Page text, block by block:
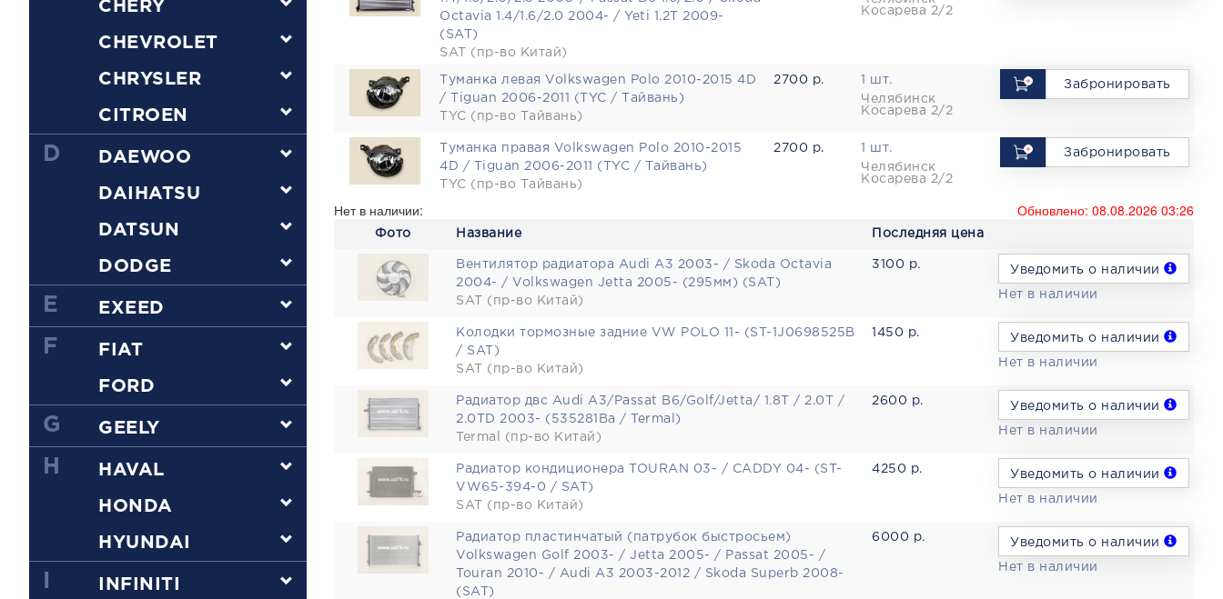
CHERY
CHEVROLET
CHRYSLER
CITROEN
D DAEWOO
DAIHATSU
DATSUN
DODGE
E EXEED
F FIAT
FORD
G GEELY
H HAVAL
HONDA
HYUNDAI
INFINITI
Octavia 1.4/1.6/2.0 2004- / Yeti 1.2T 2009-
(SAT)
SAT (пр-во Китай)
Косарева 2/2
Туманка левая Volkswagen Polo 2010-2015 4D
/ Tiguan 2006-2011 (TYC / Тайвань)
TYC (пр-во Тайвань)
2700 р.
1 шт.
Челябинск
Косарева 2/2
Забронировать
Туманка правая Volkswagen Polo 2010-2015
4D / Tiguan 2006-2011 (TYC / Тайвань)
TYC (пр-во Тайвань)
2700 р.
1 шт.
Челябинск
Косарева 2/2
Забронировать
Нет в наличии: Обновлено: 08.08.2026 03:26
Фото Название Последняя цена
Вентилятор радиатора Audi A3 2003- / Skoda Octavia
2004- / Volkswagen Jetta 2005- (295мм) (SAT)
SAT (пр-во Китай)
3100 р. Уведомить о наличии
Нет в наличии
Колодки тормозные задние VW POLO 11- (ST-1J0698525B
/ SAT)
SAT (пр-во Китай)
1450 р. Уведомить о наличии
Нет в наличии
Радиатор двс Audi A3/Passat B6/Golf/Jetta/ 1.8T / 2.0T /
2.0TD 2003- (535281Ba / Termal)
Termal (пр-во Китай)
2600 р. Уведомить о наличии
Нет в наличии
Радиатор кондиционера TOURAN 03- / CADDY 04- (ST-
VW65-394-0 / SAT)
SAT (пр-во Китай)
4250 р. Уведомить о наличии
Нет в наличии
Радиатор пластинчатый (патрубок быстросьем)
Volkswagen Golf 2003- / Jetta 2005- / Passat 2005- /
Touran 2010- / Audi A3 2003-2012 / Skoda Superb 2008-
(SAT)
6000 р. Уведомить о наличии
Нет в наличии